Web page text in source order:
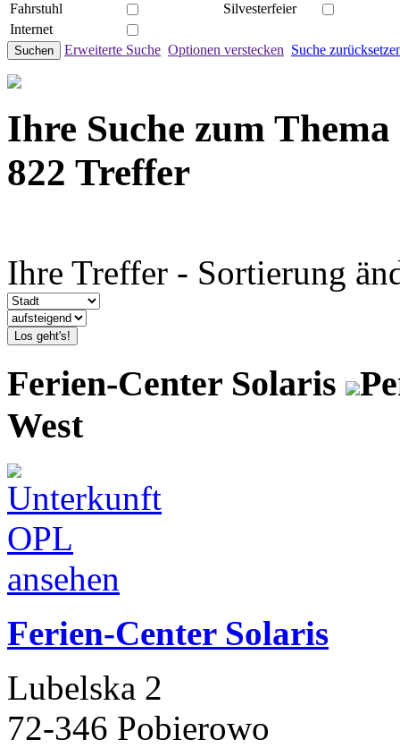
Fahrstuhl
Silvesterfeier
Internet
Suchen Erweiterte Suche Optionen verstecken Suche
Ihre Suche zum
822 Treffer
Ihre Treffer - Sortierung
Los geht's!
Ferien-Center Solaris
West
Ferien-Center Solaris
Lubelska 2
72-346 Pobierowo